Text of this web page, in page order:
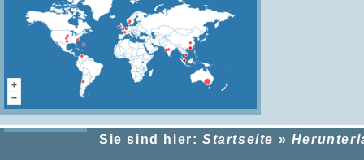
Sie sind hier: Startseite »